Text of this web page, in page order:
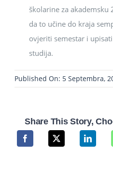
školarine za
da to učine do kraja
ovjeriti semestar i
studija.
Published On: 5 Septembra,
Share This Story,